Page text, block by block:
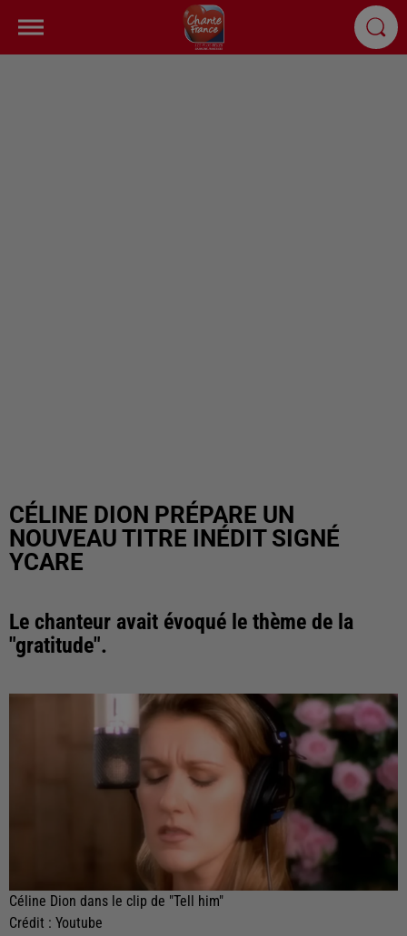
CÉLINE DION PRÉPARE UN
NOUVEAU TITRE INÉDIT SIGNÉ
YCARE
Le chanteur avait évoqué le thème de la
"gratitude".
Céline Dion dans le clip de "Tell him"
Crédit : Youtube